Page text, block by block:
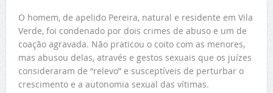
O homem, de apelido Pereira, natural e residente em Vila
Verde, foi condenado por dois crimes de abuso e um de
coação agravada. Não praticou o coito com as menores,
mas abusou delas, através e gestos sexuais que os juízes
consideraram de “relevo” e susceptíveis de perturbar o
crescimento e a autonomia sexual das vítimas.